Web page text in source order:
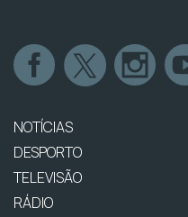
NOTÍCIAS
DESPORTO
TELEVISÃO
RÁDIO